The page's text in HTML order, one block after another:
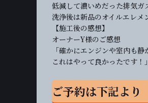
低減して濃いめだった排気ガ
洗浄後は新品のオイルエレメ
【施工後の感想】
オーナーY様のご感想
「確かにエンジンや室内も
これはやって良かったです！
ご予約は下記より